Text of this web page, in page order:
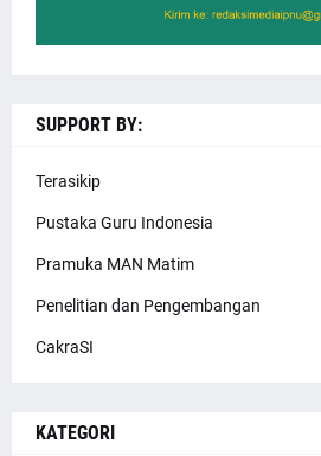
SUPPORT BY:
Terasikip
Pustaka Guru Indonesia
Pramuka MAN Matim
Penelitian dan Pengembangan
CakraSI
KATEGORI